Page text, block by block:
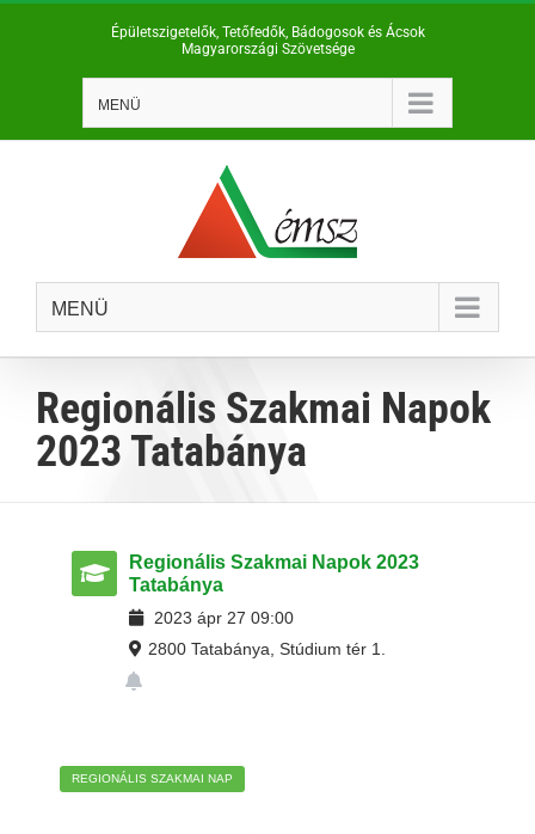
Épületszigetelők, Tetőfedők, Bádogosok és Ácsok
Magyarországi Szövetsége
MENÜ
MENÜ
Regionális Szakmai Napok
2023 Tatabánya
Regionális Szakmai Napok 2023
Tatabánya
2023 ápr 27 09:00
2800 Tatabánya, Stúdium tér 1.
REGIONÁLIS SZAKMAI NAP